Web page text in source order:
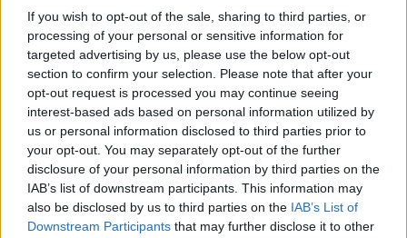
If you wish to opt-out of the sale, sharing to third parties, or
processing of your personal or sensitive information for
targeted advertising by us, please use the below opt-out
section to confirm your selection. Please note that after your
opt-out request is processed you may continue seeing
interest-based ads based on personal information utilized by
us or personal information disclosed to third parties prior to
your opt-out. You may separately opt-out of the further
disclosure of your personal information by third parties on the
IAB’s list of downstream participants. This information may
also be disclosed by us to third parties on the IAB’s List of
Downstream Participants that may further disclose it to other
VC στην περιοχή Ευρώπης, Μέσης Ανατολής και
Αφρικής επίσης άγγιξαν νέο ρεκόρ ύψους US$ 31,1
δισ., συμπεριλαμβανομένων μιας άντλησης
ύψους US$ 900 εκατ. από την γερμανική Ν26 και
μίας ύψους US$800 εκατ. από τη βρετανική
Revolut στη διάρκεια του β’ εξαμήνου του 2021.
Σημειώθηκε ιδιαίτερα έντονη δραστηριότητα
επενδύσεων σε Fintech στην περιοχή, με επίπεδα
ρεκόρ στις σκανδιναβικές χώρες (US$ 18,5 δισ), στη
Γερμανία (US$ 5,4 δισ.), την Ιρλανδία ( US$ 1,6 δισ.),